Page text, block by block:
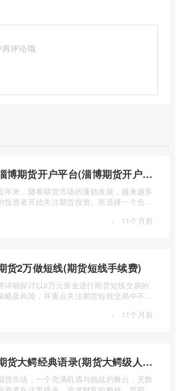
再评论哦
淄博期货开户平台(淄博期货开户平台有哪些)
年来，随着期货市场的蓬勃发展，越来越多
投资者开始关注期货投资。而选择一个合适
· 11个月前
货2万做短线(期货短线手续费)
详细探讨以2万元资金进行期货短线交易的
略及风险，并重点关注期货短线交易中不可
· 11个月前
期货大鳄经典语录(期货大鳄级人物)
货市场，一个充满机遇与挑战的舞台，无数